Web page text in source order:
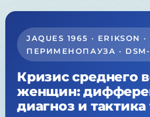
JAQUES 1965 · ERIKSON ·
ПЕРИМЕНОПАУЗА · DSM-
Кризис среднего
женщин:
диагноз и тактика